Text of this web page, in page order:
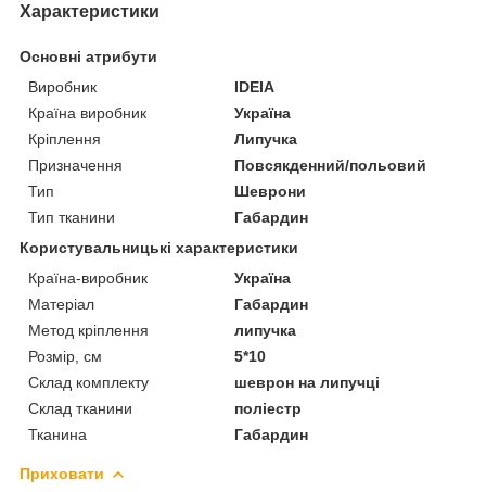
Характеристики
Основні атрибути
Виробник
IDEIA
Країна виробник
Україна
Кріплення
Липучка
Призначення
Повсякденний/польовий
Тип
Шеврони
Тип тканини
Габардин
Користувальницькі характеристики
Країна-виробник
Україна
Матеріал
Габардин
Метод кріплення
липучка
Розмір, см
5*10
Склад комплекту
шеврон на липучці
Склад тканини
поліестр
Тканина
Габардин
Приховати